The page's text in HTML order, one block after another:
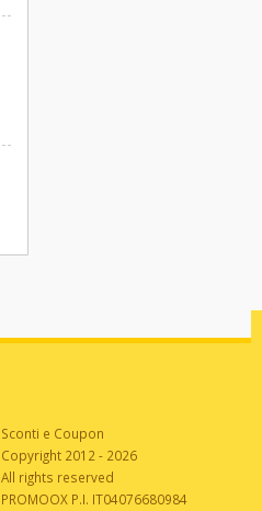
Sconti e Coupon
Copyright 2012 - 2026
All rights reserved
PROMOOX P.I. IT04076680984